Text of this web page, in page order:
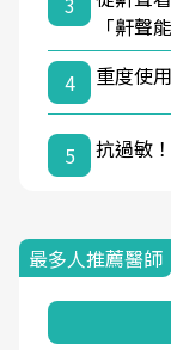
「鼾聲
4
重度使
5 抗過敏
最多人推薦醫師